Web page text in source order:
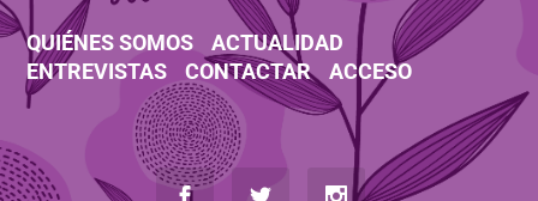
QUIÉNES SOMOS
ACTUALIDAD
ENTREVISTAS
CONTACTAR ACCESO